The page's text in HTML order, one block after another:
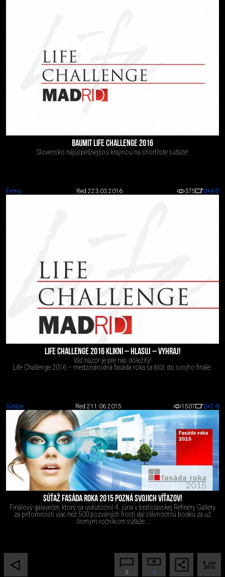
BAUMIT LIFE CHALLENGE 2016
Slovensko najúspešnejšou krajinou na shortliste súťaže!
Firmy Red 223.03.2016 375 0+4-0
LIFE CHALLENGE 2016 KLIKNI – HLASUJ – VYHRAJ!
Váš názor je pre nás dôležitý!
Life Challenge 2016 – medzinárodná fasáda roka sa blíži do svojho finále.
Súťaže Red 211.06.2015 1507 0+2-0
SÚŤAŽ FASÁDA ROKA 2015 POZNÁ SVOJICH VÍŤAZOV!
Finálový galavečer, ktorý sa uskutočnil 4. júna v bratislavskej Refinery Gallery
za prítomnosti viac než 500 pozvaných hostí dal slávnostnú bodku za už
ôsmym ročníkom súťaže...
8. jún
2016
8
0